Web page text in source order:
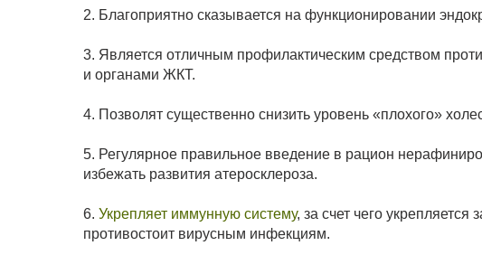
2. Благоприятно сказывается на функционировании
3. Является отличным профилактическим средством
и органами ЖКТ.
4. Позволят существенно снизить уровень «плохого»
5. Регулярное правильное введение в рацион
избежать развития атеросклероза.
6. Укрепляет иммунную систему, за счет чего
противостоит вирусным инфекциям.